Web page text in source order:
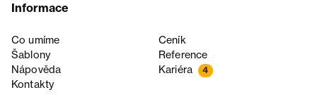
Informace
Co umíme
Ceník
Šablony
Reference
Nápověda
Kariéra 4
Kontakty